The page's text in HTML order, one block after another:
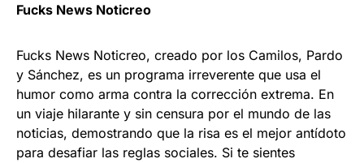
Fucks News Noticreo
Fucks News Noticreo, creado por los Camilos, Pardo
y Sánchez, es un programa irreverente que usa el
humor como arma contra la corrección extrema. En
un viaje hilarante y sin censura por el mundo de las
noticias, demostrando que la risa es el mejor antídoto
para desafiar las reglas sociales. Si te sientes